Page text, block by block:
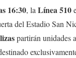
16:30, laLínea 510
del Estadio San
partirán unidades